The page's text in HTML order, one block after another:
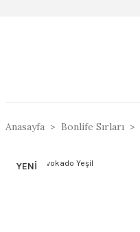
Anasayfa Bonlife Sırları
YENİ